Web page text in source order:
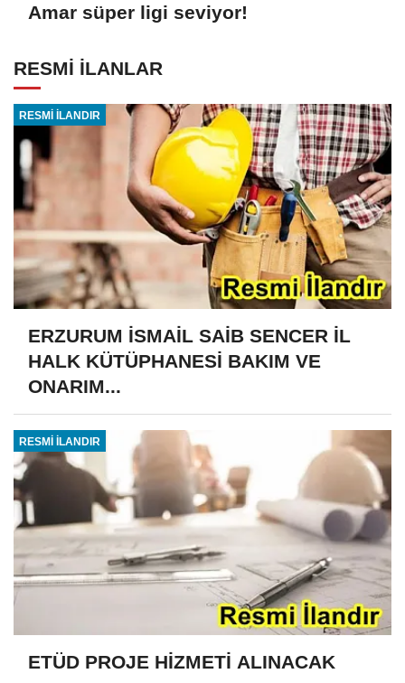
Amar süper ligi seviyor!
RESMİ İLANLAR
RESMİ İLANDIR
ERZURUM İSMAİL SAİB SENCER İL
HALK KÜTÜPHANESİ BAKIM VE
ONARIM...
RESMİ İLANDIR
ETÜD PROJE HİZMETİ ALINACAK